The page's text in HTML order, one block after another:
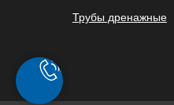
Трубы дренажные